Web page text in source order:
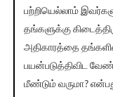
பற்றியெல்லாம்
தங்களுக்கு
அதிகாரத்தை
பயன்படுத்திவிட
மீண்டும் வருமா?